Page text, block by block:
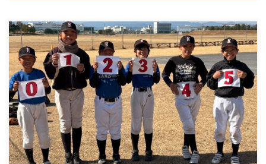
先日、各部監督より、今年度の新背番号が発表されました。 部員
それぞれ、自分が何番 […]